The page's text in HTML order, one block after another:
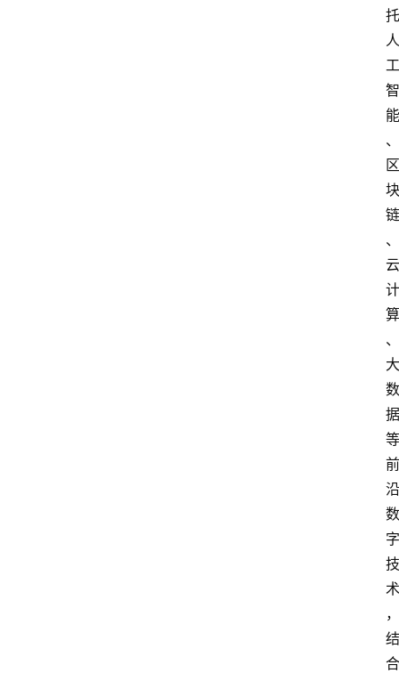
托
人
工
智
能
、
区
块
链
、
云
计
算
、
大
数
据
等
前
沿
数
字
技
术
，
结
合